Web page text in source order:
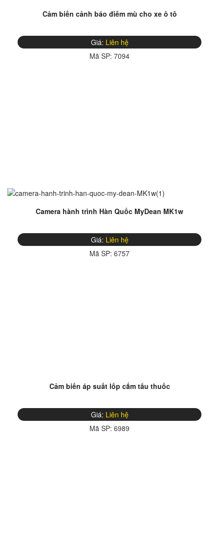
Cảm biến cảnh báo điểm mù cho xe ô tô
Giá: Liên hệ
Mã SP: 7094
Camera hành trình Hàn Quốc MyDean MK1w
Giá: Liên hệ
Mã SP: 6757
Cảm biến áp suất lốp cắm tẩu thuốc
Giá: Liên hệ
Mã SP: 6989